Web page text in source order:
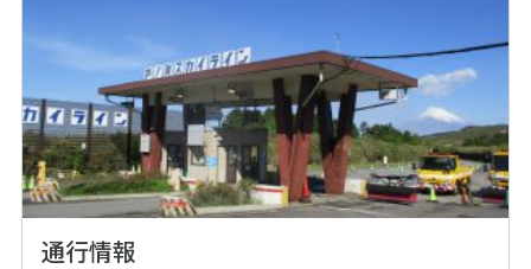
通行情報